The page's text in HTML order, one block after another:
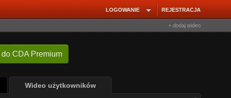
REJESTRACJA
LOGOWANIE
+ dodaj wideo
do CDA Premium
Wideo użytkowników